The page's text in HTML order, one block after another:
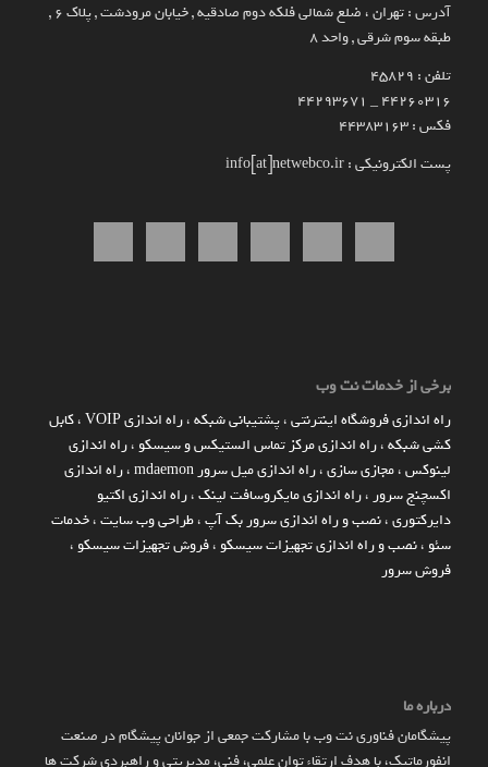
آدرس : تهران ، ضلع شمالی فلکه دوم صادقیه , خیابان مرودشت , پلاک ۶ ,
طبقه سوم شرقی , واحد ۸
تلفن : 45829
۴۴۲۶۰۳۱۶ _ 44293671
فکس : 44383163
پست الکترونیکی : info[at]netwebco.ir
برخی از خدمات نت وب
راه اندازي فروشگاه اينترنتي،پشتیبانی شبکه،راه اندازی VOIP ،کابل
کشی شبکه،راه اندازی مرکز تماس الستیکس و سیسکو ،راه اندازی
لینوکس،مجازی سازی،راه اندازی میل سرور mdaemon ،راه اندازی
اکسچنج سرور ،راه اندازی مایکروسافت لینک،راه اندازی اکتیو
دایرکتوری،نصب و راه اندازی سرور بک آپ،طراحی وب سایت،خدمات
سئو ،نصب و راه اندازی تجهیزات سیسکو ،فروش تجهیزات سیسکو ،
فروش سرور
درباره ما
پیشگامان فناوری نت وب با مشارکت جمعی از جوانان پیشگام در صنعت
انفورماتیک، با هدف ارتقاء توان علمی، فنی، مدیریتی و راهبردی شرکت ها